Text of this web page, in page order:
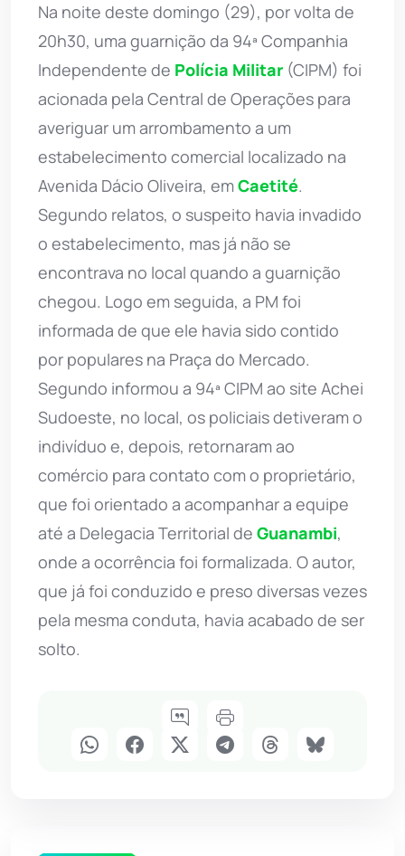
Na noite deste domingo (29), por volta de
20h30, uma guarnição da 94ª Companhia
Independente de Polícia Militar (CIPM) foi
acionada pela Central de Operações para
averiguar um arrombamento a um
estabelecimento comercial localizado na
Avenida Dácio Oliveira, emCaetité.
Segundo relatos, o suspeito havia invadido
o estabelecimento, mas já não se
encontrava no local quando a guarnição
chegou. Logo em seguida, a PM foi
informada de que ele havia sido contido
por populares na Praça do Mercado.
Segundo informou a 94ª CIPM ao site Achei
Sudoeste, no local, os policiais detiveram o
indivíduo e, depois, retornaram ao
comércio para contato com o proprietário,
que foi orientado a acompanhar a equipe
até a Delegacia Territorial de Guanambi,
onde a ocorrência foi formalizada. O autor,
que já foi conduzido e preso diversas vezes
pela mesma conduta, havia acabado de ser
solto.